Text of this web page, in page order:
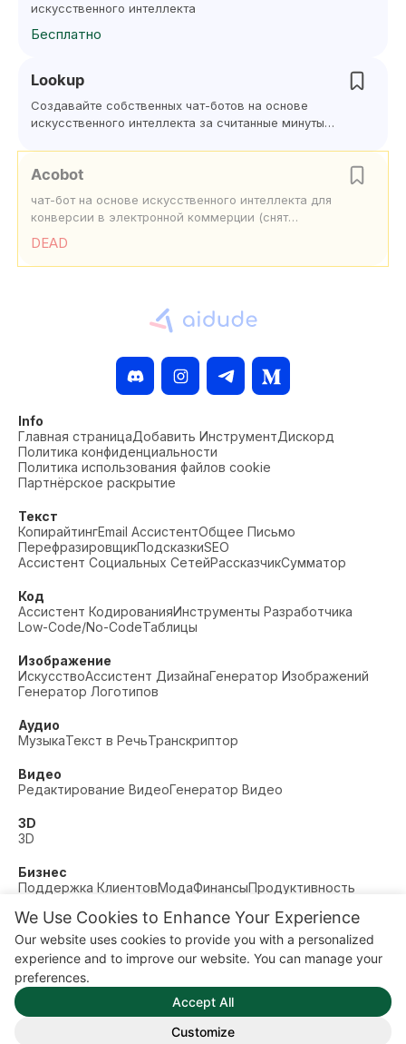
We Use Cookies to Enhance Your Experience
Our website uses cookies to provide you with a personalized
experience and to improve our website. You can manage your
preferences.
Accept All
Customize
искусственного интеллекта
Бесплатно
Lookup
Создавайте собственных чат-ботов на основе
искусственного интеллекта за считанные минуты
Acobot
чат-бот на основе искусственного интеллекта для
конверсии в электронной коммерции (снят
DEAD
Info
Главная страницаДобавить ИнструментДискорд
Политика конфиденциальности
Политика использования файлов cookie
Партнёрское раскрытие
Текст
КопирайтингEmail АссистентОбщее Письмо
ПерефразировщикПодсказкиSEO
Ассистент Социальных СетейРассказчикСумматор
Код
Ассистент КодированияИнструменты Разработчика
Low-Code/No-CodeТаблицы
Изображение
ИскусствоАссистент ДизайнаГенератор Изображений
Генератор Логотипов
Аудио
МузыкаТекст в РечьТранскриптор
Видео
Редактирование ВидеоГенератор Видео
3D
3D
Бизнес
Поддержка КлиентовМодаФинансыПродуктивность
Прочее
ЗнакомстваОбразованиеФитнес
© AI Dude, on your service since 2023. All rights reserved.
Manage Cookies
Некоторые ссылки на этом сайте являются
партнерскими. Это означает, что мы можем получить
комиссию, если вы перейдете по ссылке и совершите